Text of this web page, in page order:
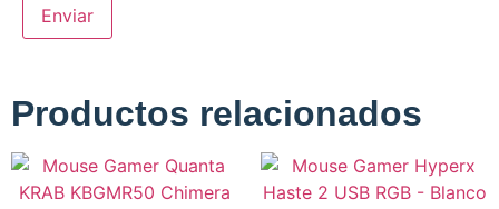
Productos relacionados